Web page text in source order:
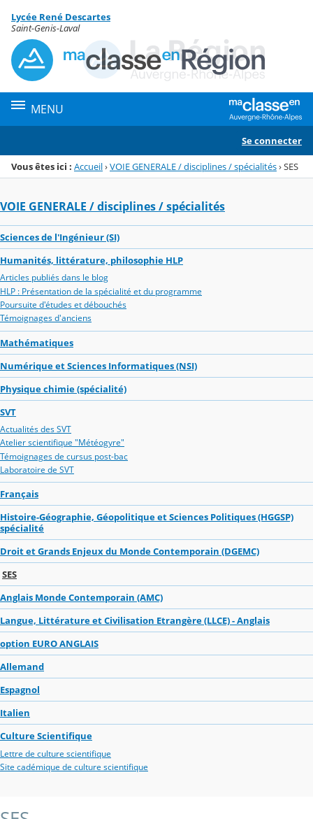
Menu de la rubrique
Contenu
Lycée René Descartes
Saint-Genis-Laval
MENU
Se connecter
Vous êtes ici : Accueil›VOIE GENERALE / disciplines / spécialités›SES
VOIE GENERALE / disciplines / spécialités
Sciences de l'Ingénieur (SI)
Humanités, littérature, philosophie HLP
Articles publiés dans le blog
HLP : Présentation de la spécialité et du programme
Poursuite d'études et débouchés
Témoignages d'anciens
Mathématiques
Numérique et Sciences Informatiques (NSI)
Physique chimie (spécialité)
SVT
Actualités des SVT
Atelier scientifique "Météogyre"
Témoignages de cursus post-bac
Laboratoire de SVT
Français
Histoire-Géographie, Géopolitique et Sciences Politiques (HGGSP)
spécialité
Droit et Grands Enjeux du Monde Contemporain (DGEMC)
SES
Anglais Monde Contemporain (AMC)
Langue, Littérature et Civilisation Etrangère (LLCE) - Anglais
option EURO ANGLAIS
Allemand
Espagnol
Italien
Culture Scientifique
Lettre de culture scientifique
Site cadémique de culture scientifique